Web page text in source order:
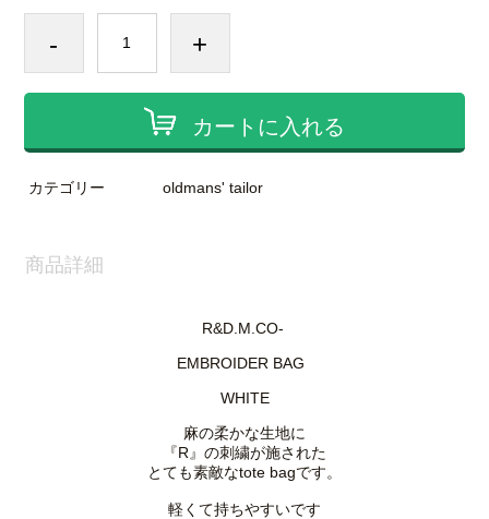
- +
カートに入れる
カテゴリー oldmans' tailor
商品詳細
R&D.M.CO-
EMBROIDER BAG
WHITE
麻の柔かな生地に
『R』の刺繍が施された
とても素敵なtote bagです。
軽くて持ちやすいです